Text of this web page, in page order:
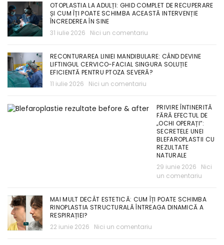
OTOPLASTIA LA ADULȚI: GHID COMPLET DE RECUPERARE
ȘI CUM ÎȚI POATE SCHIMBA ACEASTĂ INTERVENȚIE
ÎNCREDEREA ÎN SINE
31 iulie 2026
Nici un comentariu
RECONTURAREA LINIEI MANDIBULARE: CÂND DEVINE
LIFTINGUL CERVICO-FACIAL SINGURA SOLUȚIE
EFICIENTĂ PENTRU PTOZA SEVERĂ?
11 iulie 2026
Nici un comentariu
PRIVIRE ÎNTINERITĂ
FĂRĂ EFECTUL DE
„OCHI OPERAȚI”:
SECRETELE UNEI
BLEFAROPLASTII CU
REZULTATE
NATURALE
29 iunie 2026
Nici
un comentariu
MAI MULT DECÂT ESTETICĂ: CUM ÎȚI POATE SCHIMBA
RINOPLASTIA STRUCTURALĂ ÎNTREAGA DINAMICĂ A
RESPIRAȚIEI?
22 iunie 2026
Nici un comentariu